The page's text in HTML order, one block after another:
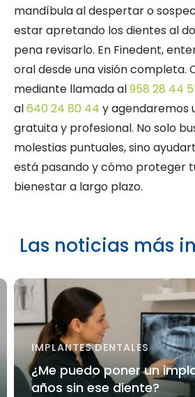
mandíbula al despertar o
estar apretando los dientes al
pena revisarlo. En Finedent,
oral desde una visión completa.
mediante llamada al958 28 44
al640 24 80 44 y agendaremos
gratuita y profesional. No solo
molestias puntuales, sino
está pasando y cómo proteger
bienestar a largo plazo.
Las noticias más
IMPLANTES DENTALES
¿Me puedo poner un
años sin ese diente?